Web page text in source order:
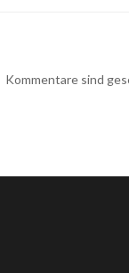
Kommentare sind